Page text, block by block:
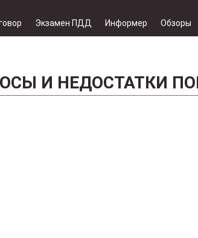
Экзамен ПДД Информер Обзоры
И НЕДОСТАТКИ